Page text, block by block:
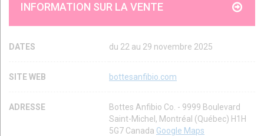
INFORMATION SUR LA VENTE
DATES du 22 au 29 novembre 2025
SITE WEB bottesanfibio.com
ADRESSE
Bottes Anfibio Co. - 9999 Boulevard
Saint-Michel, Montréal (Québec) H1H
5G7 Canada Google Maps